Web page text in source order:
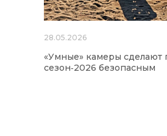
28.05.2026
«Умные» камеры сделают
сезон‑2026 безопасным